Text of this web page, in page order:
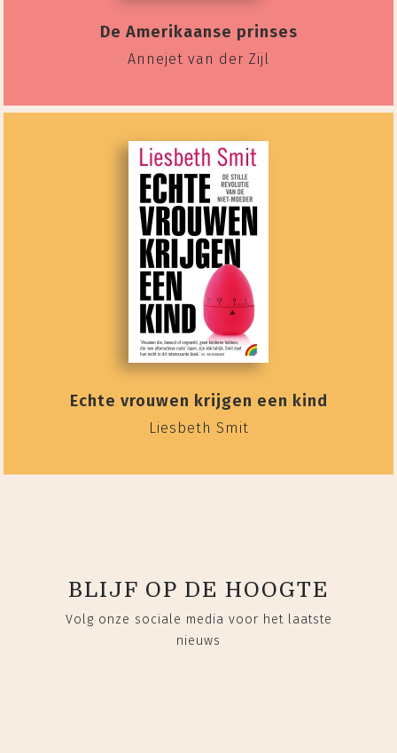
De Amerikaanse prinses
Annejet van der Zijl
Echte vrouwen krijgen een kind
Liesbeth Smit
BLIJF OP DE HOOGTE
Volg onze sociale media voor het laatste
nieuws